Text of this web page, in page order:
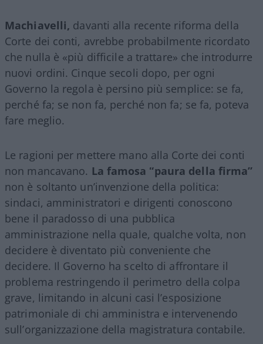
Machiavelli, davanti alla recente riforma della
Corte dei conti, avrebbe probabilmente ricordato
che nulla è «più difficile a trattare» che introdurre
nuovi ordini. Cinque secoli dopo, per ogni
Governo la regola è persino più semplice: se fa,
perché fa; se non fa, perché non fa; se fa, poteva
fare meglio.
Le ragioni per mettere mano alla Corte dei conti
non mancavano. La famosa “paura della firma”
non è soltanto un’invenzione della politica:
sindaci, amministratori e dirigenti conoscono
bene il paradosso di una pubblica
amministrazione nella quale, qualche volta, non
decidere è diventato più conveniente che
decidere. Il Governo ha scelto di affrontare il
problema restringendo il perimetro della colpa
grave, limitando in alcuni casi l’esposizione
patrimoniale di chi amministra e intervenendo
sull’organizzazione della magistratura contabile.